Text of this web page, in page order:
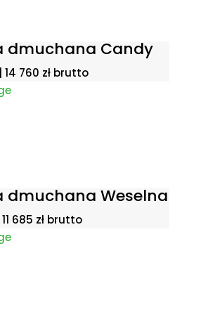
dmuchana Candy
14 760 złbrutto
dmuchana Weselna
11 685 złbrutto